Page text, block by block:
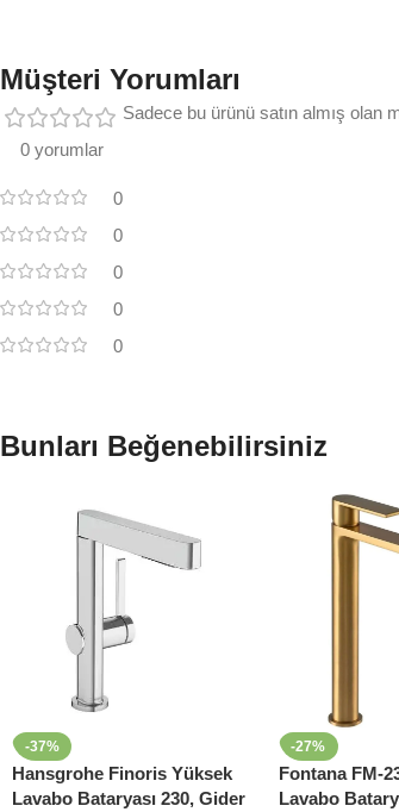
Müşteri Yorumları
0 yorumlar
0
0
0
0
0
Sadece bu ürünü satın almış olan
Bunları Beğenebilirsiniz
-37%
Hansgrohe Finoris Yüksek
Lavabo Bataryası 230, Gider
-27%
Fontana FM-
Lavabo